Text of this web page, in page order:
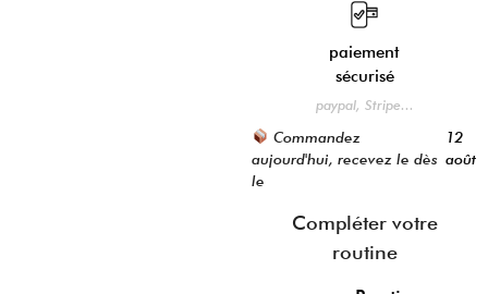
paiement
sécurisé
paypal, Stripe...
Commandez
aujourd'hui, recevez le dès
le
12
août
Compléter votre
routine